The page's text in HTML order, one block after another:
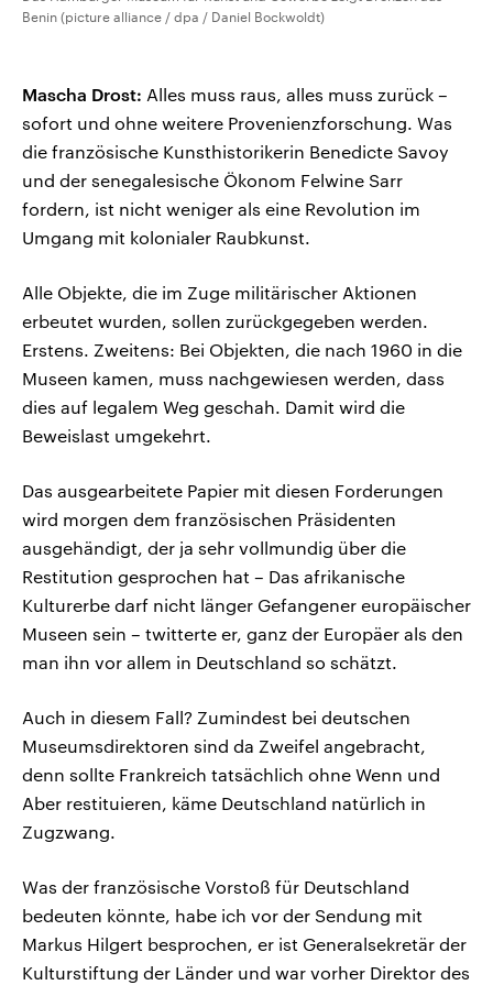
Benin (picture alliance / dpa / Daniel Bockwoldt)
Mascha Drost: Alles muss raus, alles muss zurück –
sofort und ohne weitere Provenienzforschung. Was
die französische Kunsthistorikerin Benedicte Savoy
und der senegalesische Ökonom Felwine Sarr
fordern, ist nicht weniger als eine Revolution im
Umgang mit kolonialer Raubkunst.
Alle Objekte, die im Zuge militärischer Aktionen
erbeutet wurden, sollen zurückgegeben werden.
Erstens. Zweitens: Bei Objekten, die nach 1960 in die
Museen kamen, muss nachgewiesen werden, dass
dies auf legalem Weg geschah. Damit wird die
Beweislast umgekehrt.
Das ausgearbeitete Papier mit diesen Forderungen
wird morgen dem französischen Präsidenten
ausgehändigt, der ja sehr vollmundig über die
Restitution gesprochen hat – Das afrikanische
Kulturerbe darf nicht länger Gefangener europäischer
Museen sein – twitterte er, ganz der Europäer als den
man ihn vor allem in Deutschland so schätzt.
Auch in diesem Fall? Zumindest bei deutschen
Museumsdirektoren sind da Zweifel angebracht,
denn sollte Frankreich tatsächlich ohne Wenn und
Aber restituieren, käme Deutschland natürlich in
Zugzwang.
Was der französische Vorstoß für Deutschland
bedeuten könnte, habe ich vor der Sendung mit
Markus Hilgert besprochen, er ist Generalsekretär der
Kulturstiftung der Länder und war vorher Direktor des